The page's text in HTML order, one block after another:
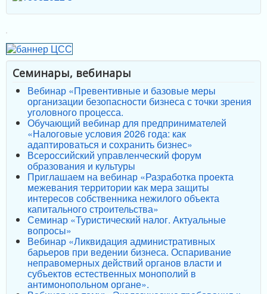
Семинары, вебинары
Вебинар «Превентивные и базовые меры
организации безопасности бизнеса с точки зрения
уголовного процесса.
Обучающий вебинар для предпринимателей
«Налоговые условия 2026 года: как
адаптироваться и сохранить бизнес»
Всероссийский управленческий форум
образования и культуры
Приглашаем на вебинар «Разработка проекта
межевания территории как мера защиты
интересов собственника нежилого объекта
капитального строительства»
Семинар «Туристический налог. Актуальные
вопросы»
Вебинар «Ликвидация административных
барьеров при ведении бизнеса. Оспаривание
неправомерных действий органов власти и
субъектов естественных монополий в
антимонопольном органе».